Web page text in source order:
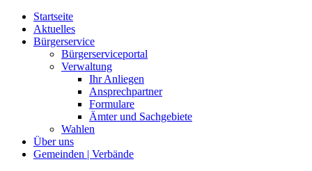
Startseite
Aktuelles
Bürgerservice
Bürgerserviceportal
Verwaltung
Ihr Anliegen
Ansprechpartner
Formulare
Ämter und Sachgebiete
Wahlen
Über uns
Gemeinden | Verbände